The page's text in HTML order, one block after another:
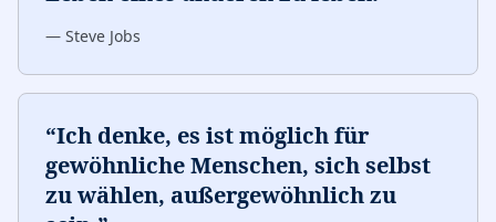
— Steve Jobs
“Ich denke, es ist möglich für
gewöhnliche Menschen, sich selbst
zu wählen, außergewöhnlich zu